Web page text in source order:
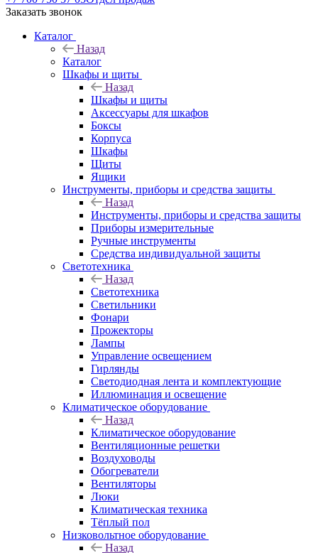
Заказать звонок
Каталог
Назад
Каталог
Шкафы и щиты
Назад
Шкафы и щиты
Аксессуары для шкафов
Боксы
Корпуса
Шкафы
Щиты
Ящики
Инструменты, приборы и средства защиты
Назад
Инструменты, приборы и средства защиты
Приборы измерительные
Ручные инструменты
Средства индивидуальной защиты
Светотехника
Назад
Светотехника
Светильники
Фонари
Прожекторы
Лампы
Управление освещением
Гирлянды
Светодиодная лента и комплектующие
Иллюминация и освещение
Климатическое оборудование
Назад
Климатическое оборудование
Вентиляционные решетки
Воздуховоды
Обогреватели
Вентиляторы
Люки
Климатическая техника
Тёплый пол
Низковольтное оборудование
Назад